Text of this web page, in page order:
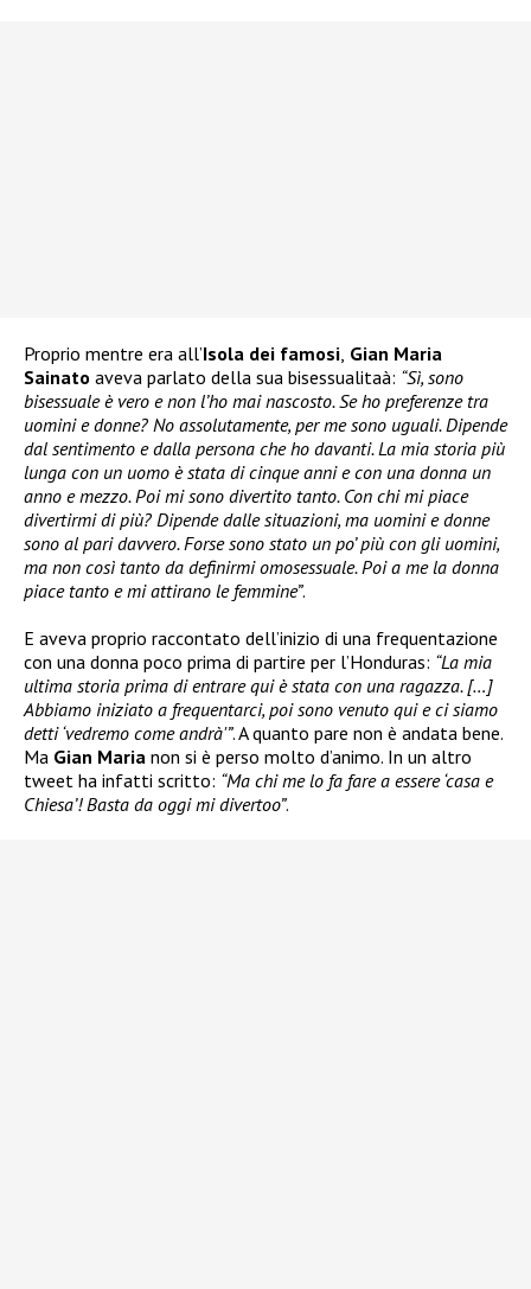
Proprio mentre era all’Isola dei famosi, Gian Maria
Sainato aveva parlato della sua bisessualitaà: “Sì, sono
bisessuale è vero e non l’ho mai nascosto. Se ho preferenze tra
uomini e donne? No assolutamente, per me sono uguali. Dipende
dal sentimento e dalla persona che ho davanti. La mia storia più
lunga con un uomo è stata di cinque anni e con una donna un
anno e mezzo. Poi mi sono divertito tanto. Con chi mi piace
divertirmi di più? Dipende dalle situazioni, ma uomini e donne
sono al pari davvero. Forse sono stato un po’ più con gli uomini,
ma non così tanto da definirmi omosessuale. Poi a me la donna
piace tanto e mi attirano le femmine”.
E aveva proprio raccontato dell’inizio di una frequentazione
con una donna poco prima di partire per l’Honduras: “La mia
ultima storia prima di entrare qui è stata con una ragazza. […]
Abbiamo iniziato a frequentarci, poi sono venuto qui e ci siamo
detti ‘vedremo come andrà'”. A quanto pare non è andata bene.
Ma Gian Maria non si è perso molto d’animo. In un altro
tweet ha infatti scritto: “Ma chi me lo fa fare a essere ‘casa e
Chiesa’! Basta da oggi mi divertoo”.